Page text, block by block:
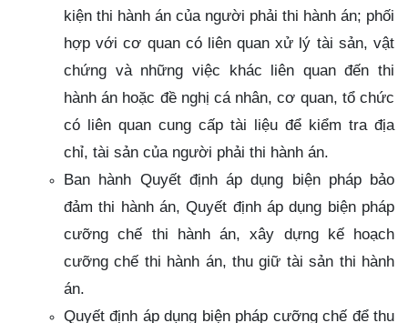
kiện thi hành án của người phải thi hành án; phối
hợp với cơ quan có liên quan xử lý tài sản, vật
chứng và những việc khác liên quan đến thi
hành án hoặc đề nghị cá nhân, cơ quan, tổ chức
có liên quan cung cấp tài liệu để kiểm tra địa
chỉ, tài sản của người phải thi hành án.
Ban hành Quyết định áp dụng biện pháp bảo
đảm thi hành án, Quyết định áp dụng biện pháp
cưỡng chế thi hành án, xây dựng kế hoạch
cưỡng chế thi hành án, thu giữ tài sản thi hành
án.
Quyết định áp dụng biện pháp cưỡng chế để thu